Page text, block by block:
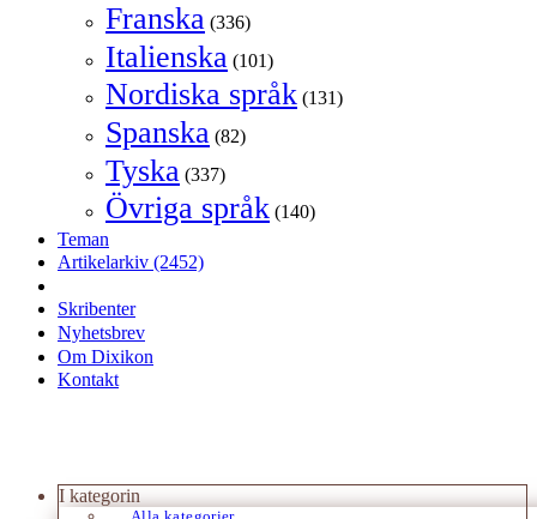
Franska (336)
Italienska (101)
Nordiska språk (131)
Spanska (82)
Tyska (337)
Övriga språk (140)
Teman
Artikelarkiv (2452)
Skribenter
Nyhetsbrev
Om Dixikon
Kontakt
I kategorin